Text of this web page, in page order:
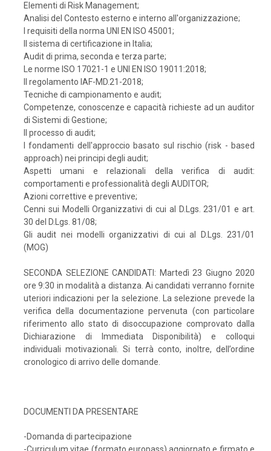
Elementi di Risk Management;
Analisi del Contesto esterno e interno all'organizzazione;
I requisiti della norma UNI EN ISO 45001;
Il sistema di certificazione in Italia;
Audit di prima, seconda e terza parte;
Le norme ISO 17021-1 e UNI EN ISO 19011:2018;
Il regolamento IAF-MD.21-2018;
Tecniche di campionamento e audit;
Competenze, conoscenze e capacità richieste ad un auditor
di Sistemi di Gestione;
Il processo di audit;
I fondamenti dell'approccio basato sul rischio (risk - based
approach) nei principi degli audit;
Aspetti umani e relazionali della verifica di audit:
comportamenti e professionalità degli AUDITOR;
Azioni correttive e preventive;
Cenni sui Modelli Organizzativi di cui al D.Lgs. 231/01 e art.
30 del D.Lgs. 81/08;
Gli audit nei modelli organizzativi di cui al D.Lgs. 231/01
(MOG)
SECONDA SELEZIONE CANDIDATI: Martedì 23 Giugno 2020
ore 9:30 in modalità a distanza. Ai candidati verranno fornite
uteriori indicazioni per la selezione. La selezione prevede la
verifica della documentazione pervenuta (con particolare
riferimento allo stato di disoccupazione comprovato dalla
Dichiarazione di Immediata Disponibilità) e colloqui
individuali motivazionali. Si terrà conto, inoltre, dell’ordine
cronologico di arrivo delle domande.
DOCUMENTI DA PRESENTARE
-Domanda di partecipazione